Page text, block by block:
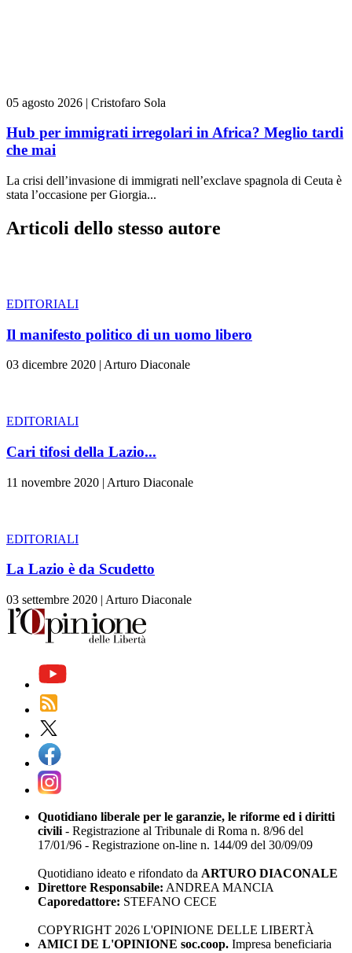
05 agosto 2026 | Cristofaro Sola
Hub per immigrati irregolari in Africa? Meglio tardi
che mai
La crisi dell’invasione di immigrati nell’exclave spagnola di Ceuta è
stata l’occasione per Giorgia...
Articoli dello stesso autore
EDITORIALI
Il manifesto politico di un uomo libero
03 dicembre 2020 | Arturo Diaconale
EDITORIALI
Cari tifosi della Lazio...
11 novembre 2020 | Arturo Diaconale
EDITORIALI
La Lazio è da Scudetto
03 settembre 2020 | Arturo Diaconale
Quotidiano liberale per le garanzie, le riforme ed i diritti
civili - Registrazione al Tribunale di Roma n. 8/96 del
17/01/96 - Registrazione on-line n. 144/09 del 30/09/09
Quotidiano ideato e rifondato da ARTURO DIACONALE
Direttore Responsabile: ANDREA MANCIA
Caporedattore: STEFANO CECE
COPYRIGHT 2026 L'OPINIONE DELLE LIBERTÀ
AMICI DE L'OPINIONE soc.coop. Impresa beneficiaria